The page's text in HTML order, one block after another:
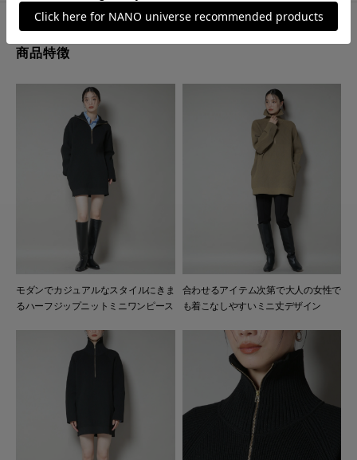
商品特徴
モダンでカジュアルなスタイルにきま
るハーフジップニットミニワンピース
合わせるアイテム次第で大人の女性で
も着こなしやすいミニ丈デザイン